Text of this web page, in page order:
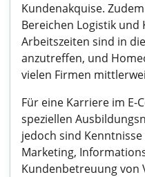
Kundenakquise.
Bereichen Logistik und
Arbeitszeiten sind in
anzutreffen, und
vielen Firmen
Für eine Karriere im E-
speziellen
jedoch sind
Marketing,
Kundenbetreuung von